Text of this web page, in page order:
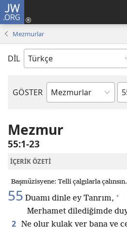
JW.ORG
Mezmurlar
DİL
GÖSTER
Kutsal
Mezmur
55:1-23
İÇERİK ÖZETİ
Başmüzisyene: Telli çalgılarla
55 Duamı dinle ey Tanrım, +
Merhamet dilediğimde
2 Ne olur kulak ver bana ve